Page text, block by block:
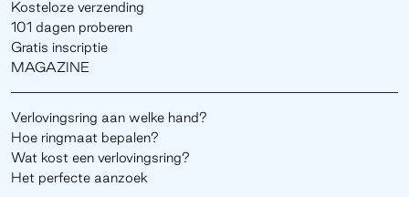
Kosteloze verzending
101 dagen proberen
Gratis inscriptie
MAGAZINE
Verlovingsring aan welke hand?
Hoe ringmaat bepalen?
Wat kost een verlovingsring?
Het perfecte aanzoek